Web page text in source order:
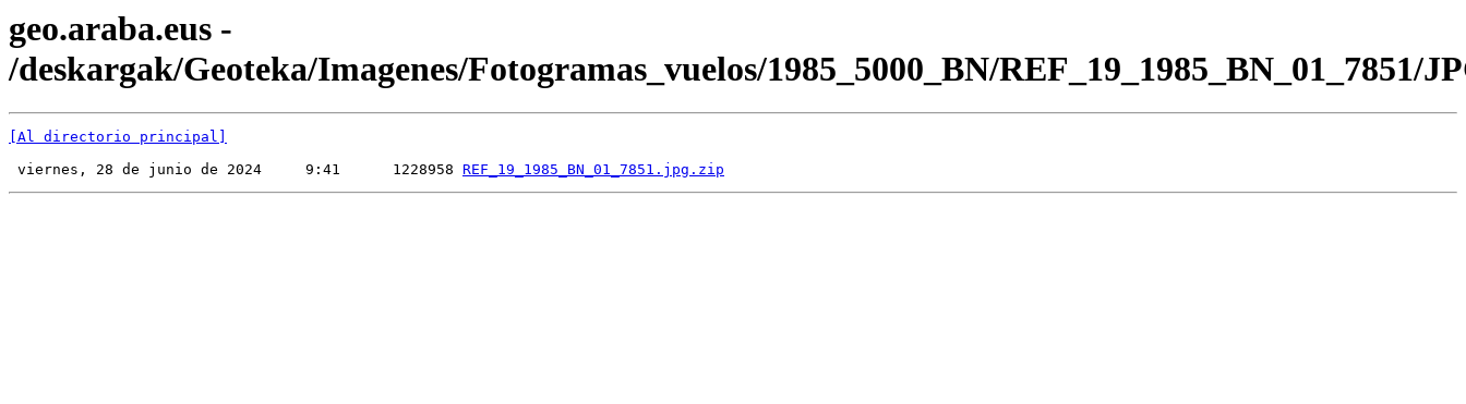
geo.araba.eus -
/deskargak/Geoteka/Imagenes/Fotogramas_vuelos/1985_5000_BN/REF_19_1985_BN_01_7851/
[Al directorio principal]
viernes, 28 de junio de 2024     9:41      1228958 REF_19_1985_BN_01_7851.jpg.zip